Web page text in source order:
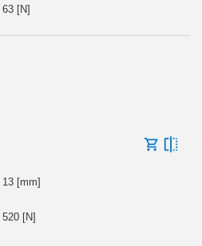
63 [N]
13 [mm]
520 [N]